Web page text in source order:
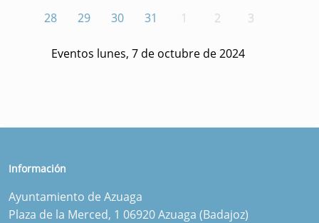
28
29 30 31 1 2 3
Eventos lunes, 7 de octubre de 2024
Información
Ayuntamiento de Azuaga
Plaza de la Merced, 1 06920 Azuaga (Badajoz)